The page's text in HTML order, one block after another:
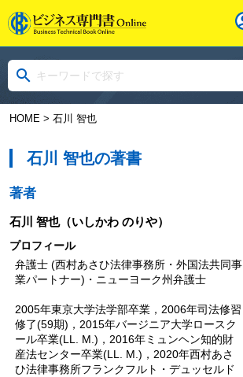
HOME> 石川 智也
石川 智也の著書
著者
石川 智也（いしかわ のりや）
プロフィール
弁護士 (西村あさひ法律事務所・外国法共同事
業パートナー)・ニューヨーク州弁護士
2005年東京大学法学部卒業，2006年司法修習
修了(59期)，2015年バージニア大学ロースク
ール卒業(LL. M.)，2016年ミュンヘン知的財
産法センター卒業(LL. M.)，2020年西村あさ
ひ法律事務所フランクフルト・デュッセルド